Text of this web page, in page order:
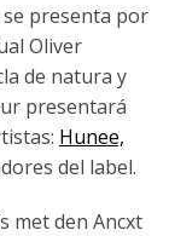
presenta por
Oliver
de natura y
presentará
Hunee,
del label.
met den Ancxt